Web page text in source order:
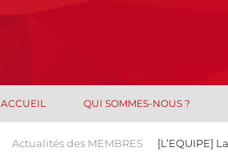
ACCUEIL QUI SOMMES-NOUS ?
Actualités des MEMBRES [L’EQUIPE]